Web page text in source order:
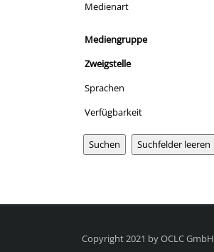
Medienart
Mediengruppe
Zweigstelle
Sprachen
Verfügbarkeit
Copyright 2021 by OCLC GmbH